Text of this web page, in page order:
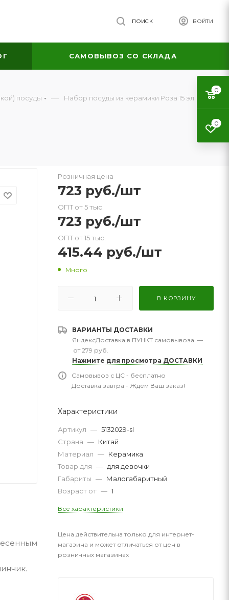
ВОЙТИ
ПОИСК
САМОВЫВОЗ СО СКЛАДА
посуды — Набор посуды из керамики Роза 15 эл.
Розничная цена
723 руб./шт
ОПТ от 5 тыс.
723 руб./шт
ОПТ от 15 тыс.
415.44 руб./шт
Много
В КОРЗИНУ
ВАРИАНТЫ ДОСТАВКИ
ЯндексДоставка в ПУНКТ самовывоза —
от 279 руб.
Нажмите для просмотра ДОСТАВКИ
Самовывоз с ЦС - бесплатно
Доставка завтра - Ждем Ваш заказ!
Характеристики
Артикул — 5132029-sl
Страна — Китай
Материал — Керамика
Товар для — для девочки
Габариты — Малогабаритный
Возраст от — 1
Все характеристики
Цена действительна только для интернет-
магазина и может отличаться от цен в
розничных магазинах
0
0